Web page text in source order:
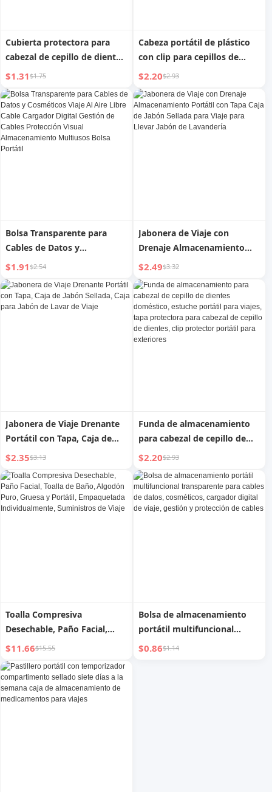
Cubierta protectora para
cabezal de cepillo de dientes,
estuche portátil para cepillo
de dientes de viaje, tapa
para cepillo de dientes
eléctrico, funda de
almacenamiento, cubierta
de cabeza
$1.31$1.75
Cabeza portátil de plástico
con clip para cepillos de
dientes de viaje
$2.20$2.93
Bolsa Transparente para
Cables de Datos y
Cosméticos Viaje Al Aire
Libre Cable Cargador Digital
Gestión de Cables Protección
Visual Almacenamiento
$1.91$2.54
Jabonera de Viaje con
Drenaje Almacenamiento
Portátil con Tapa Caja de
Jabón Sellada para Viaje para
Llevar Jabón de Lavandería
$2.49$3.32
Jabonera de Viaje Drenante
Portátil con Tapa, Caja de
Jabón Sellada, Caja para
Jabón de Lavar de Viaje
$2.35$3.13
Funda de almacenamiento
para cabezal de cepillo de
dientes doméstico, estuche
portátil para viajes, tapa
protectora para cabezal de
cepillo de dientes, clip
protector portátil para
$2.20$2.93
Toalla Compresiva
Desechable, Paño Facial,
Toalla de Baño, Algodón
Puro, Gruesa y Portátil,
Empaquetada
Individualmente,
Suministros de Viaje
$11.66$15.55
Bolsa de almacenamiento
portátil multifuncional
transparente para cables de
$0.86$1.14